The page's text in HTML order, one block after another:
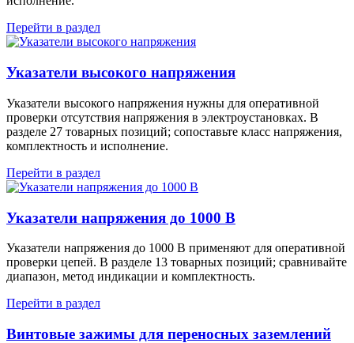
Перейти в раздел
Указатели высокого напряжения
Указатели высокого напряжения нужны для оперативной
проверки отсутствия напряжения в электроустановках. В
разделе 27 товарных позиций; сопоставьте класс напряжения,
комплектность и исполнение.
Перейти в раздел
Указатели напряжения до 1000 В
Указатели напряжения до 1000 В применяют для оперативной
проверки цепей. В разделе 13 товарных позиций; сравнивайте
диапазон, метод индикации и комплектность.
Перейти в раздел
Винтовые зажимы для переносных заземлений